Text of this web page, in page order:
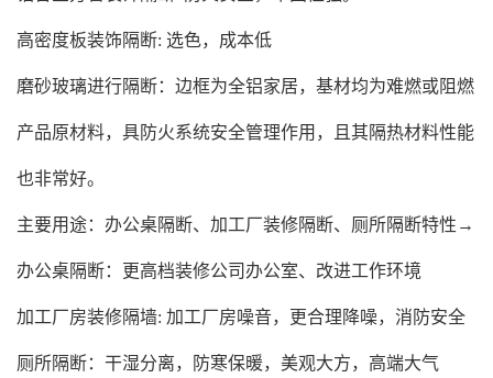
高密度板装饰隔断: 选色，成本低
磨砂玻璃进行隔断：边框为全铝家居，基材均为难燃或阻燃
产品原材料，具防火系统安全管理作用，且其隔热材料性能
也非常好。
主要用途：办公桌隔断、加工厂装修隔断、厕所隔断特性→
办公桌隔断：更高档装修公司办公室、改进工作环境
加工厂房装修隔墙: 加工厂房噪音，更合理降噪，消防安全
厕所隔断：干湿分离，防寒保暖，美观大方，高端大气